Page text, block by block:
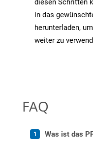
diesen Schritten
in das
herunterladen,
weiter zu
FAQ
Was ist das